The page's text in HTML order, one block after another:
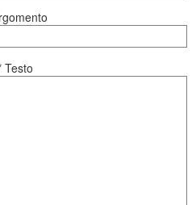
Testo